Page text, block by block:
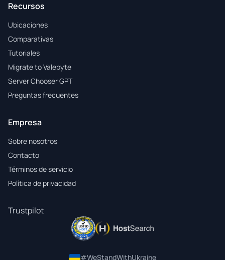
Recursos
Ubicaciones
Comparativas
Tutoriales
Migrate to Valebyte
Server Chooser GPT
Preguntas frecuentes
Empresa
Sobre nosotros
Contacto
Términos de servicio
Política de privacidad
Trustpilot
#WeStandWithUkraine